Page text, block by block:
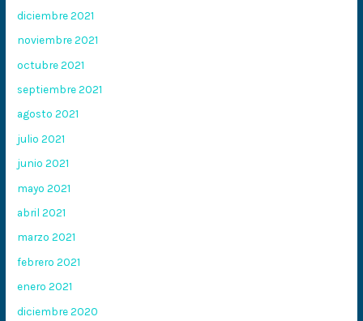
diciembre 2021
noviembre 2021
octubre 2021
septiembre 2021
agosto 2021
julio 2021
junio 2021
mayo 2021
abril 2021
marzo 2021
febrero 2021
enero 2021
diciembre 2020